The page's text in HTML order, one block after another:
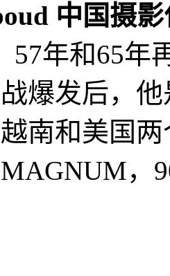
中国摄
57年和65年
爆发后，
南和美国
，